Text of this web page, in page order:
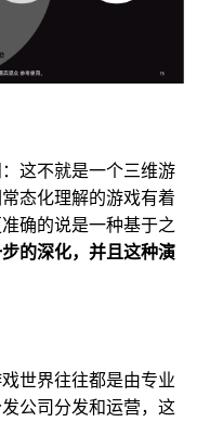
这不就是一个三维游
态化理解的游戏有着
确的说是一种基于之
的深化，并且这种演
世界往往都是由专业
公司分发和运营，这